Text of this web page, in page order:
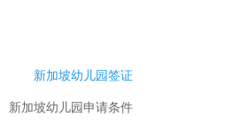
新加坡幼儿园签证
新加坡幼儿园申请条件